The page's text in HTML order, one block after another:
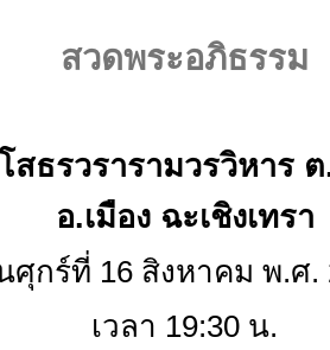
สวดพระอภิธรรม
สธรวรารามวรวิหาร
อ.เมือง ฉะเชิงเทรา
ศุกร์ที่ 16 สิงหาคม พ.ศ.
เวลา 19:30 น.